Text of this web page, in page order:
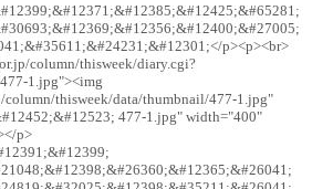
p><p><br>
column/thisweek/diary.cgi?
1.jpg"><img
column/thisweek/data/thumbnail/477-1.jpg"
477-1.jpg" width="400"
p>